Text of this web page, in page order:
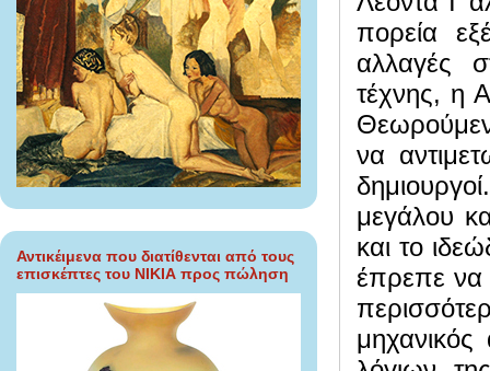
Αντικέιμενα που διατίθενται από τους
επισκέπτες του ΝΙΚΙΑ προς πώληση
πορεία
αλλαγές
τέχνης, η
να
μεγάλου
και το
έπρεπε να